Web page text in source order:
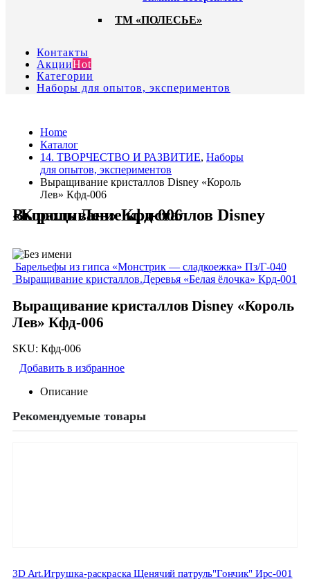
ТМ «ПОЛЕСЬЕ»
Контакты
АкцииHot
Категории
Наборы для опытов, экспериментов
Home
Каталог
14. ТВОРЧЕСТВО И РАЗВИТИЕ, Наборы
для опытов, экспериментов
Выращивание кристаллов Disney «Король
Лев» Кфд-006
Выращивание кристаллов Disney «Король Лев» Кфд-006
Барельефы из гипса «Монстрик — сладкоежка» Пз/Г-040
Выращивание кристаллов.Деревья «Белая ёлочка» Крд-001
Выращивание кристаллов Disney «Король
Лев» Кфд-006
SKU: Кфд-006
Добавить в избранное
Описание
Рекомендуемые товары
3D Art.Игрушка-раскраска Щенячий патруль"Гончик" Ирс-001